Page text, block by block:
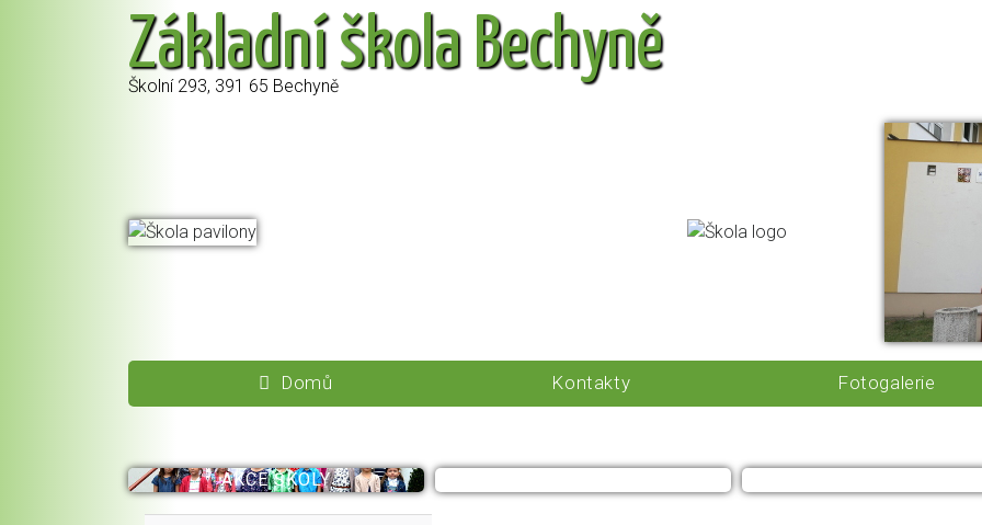
Základní škola Bechyně
Školní 293, 391 65 Bechyně
Domů Kontakty Fotogalerie
AKCE ŠKOLY